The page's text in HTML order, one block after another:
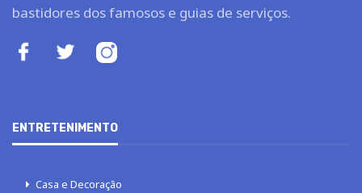
bastidores dos famosos e guias de serviços.
ENTRETENIMENTO
Casa e Decoração